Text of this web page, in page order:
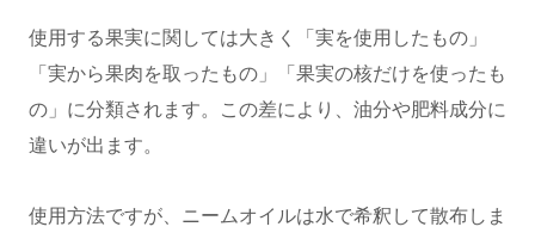
使用する果実に関しては大きく「実を使用したもの」
「実から果肉を取ったもの」「果実の核だけを使ったも
の」に分類されます。この差により、油分や肥料成分に
違いが出ます。
使用方法ですが、ニームオイルは水で希釈して散布しま